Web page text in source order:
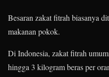
Besaran zakat fitrah biasanya
makanan pokok.
Di Indonesia, zakat fitrah
hingga 3 kilogram beras per